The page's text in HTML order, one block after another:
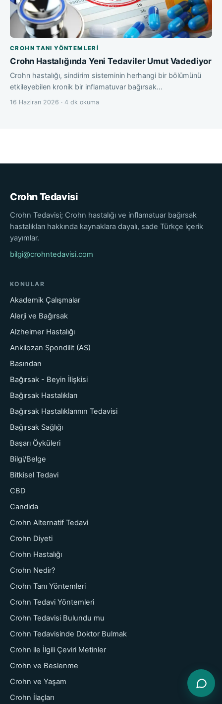
CROHN TANI YÖNTEMLERI
Crohn Hastalığında Yeni Tedaviler Umut Vadediyor
Crohn hastalığı, sindirim sisteminin herhangi bir bölümünü
etkileyebilen kronik bir inflamatuvar bağırsak…
16 Haziran 2026 · 4 dk okuma
Crohn Tedavisi
Crohn Tedavisi; Crohn hastalığı ve inflamatuar bağırsak
hastalıkları hakkında kaynaklara dayalı, sade Türkçe içerik
yayımlar.
bilgi@crohntedavisi.com
KONULAR
Akademik Çalışmalar
Alerji ve Bağırsak
Alzheimer Hastalığı
Ankilozan Spondilit (AS)
Basından
Bağırsak - Beyin İlişkisi
Bağırsak Hastalıkları
Bağırsak Hastalıklarının Tedavisi
Bağırsak Sağlığı
Başarı Öyküleri
Bilgi/Belge
Bitkisel Tedavi
CBD
Candida
Crohn Alternatif Tedavi
Crohn Diyeti
Crohn Hastalığı
Crohn Nedir?
Crohn Tanı Yöntemleri
Crohn Tedavi Yöntemleri
Crohn Tedavisi Bulundu mu
Crohn Tedavisinde Doktor Bulmak
Crohn ile İlgili Çeviri Metinler
Crohn ve Beslenme
Crohn ve Yaşam
Crohn İlaçları